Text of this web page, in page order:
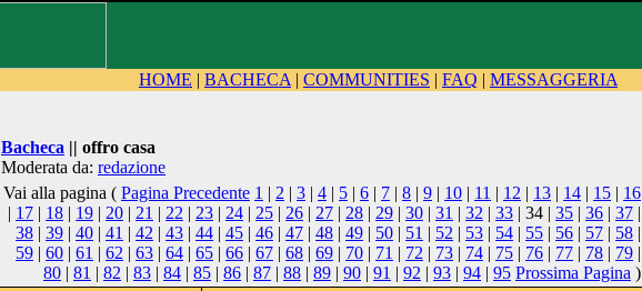
HOME | BACHECA | COMMUNITIES | FAQ | MESSAGGERIA
Bacheca || offro casa
Moderata da: redazione
Vai alla pagina ( Pagina Precedente 1 | 2 | 3 | 4 | 5 | 6 | 7 | 8 | 9 | 10 | 11 | 12 | 13 | 14 | 15 | 16
| 17 | 18 | 19 | 20 | 21 | 22 | 23 | 24 | 25 | 26 | 27 | 28 | 29 | 30 | 31 | 32 | 33 | 34 | 35 | 36 | 37 |
38 | 39 | 40 | 41 | 42 | 43 | 44 | 45 | 46 | 47 | 48 | 49 | 50 | 51 | 52 | 53 | 54 | 55 | 56 | 57 | 58 |
59 | 60 | 61 | 62 | 63 | 64 | 65 | 66 | 67 | 68 | 69 | 70 | 71 | 72 | 73 | 74 | 75 | 76 | 77 | 78 | 79 |
80 | 81 | 82 | 83 | 84 | 85 | 86 | 87 | 88 | 89 | 90 | 91 | 92 | 93 | 94 | 95 Prossima Pagina )